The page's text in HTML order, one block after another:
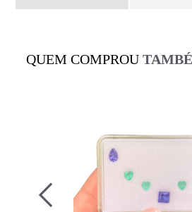
QUEM COMPROU